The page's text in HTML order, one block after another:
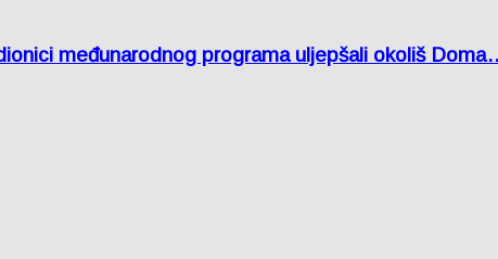
međunarodnog programa uljepšali okoliš